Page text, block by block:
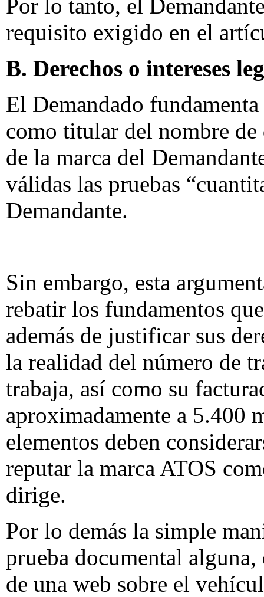
Por lo tanto, el
requisito exigido en el
B. Derechos o intereses
El Demandado
como titular del nombre
de la marca del
válidas las pruebas
Demandante.
Sin embargo, esta
rebatir los fundamentos
además de justificar sus
la realidad del número de
trabaja, así como su
aproximadamente a 5.400
elementos deben
reputar la marca ATOS
dirige.
Por lo demás la simple
prueba documental
de una web sobre el